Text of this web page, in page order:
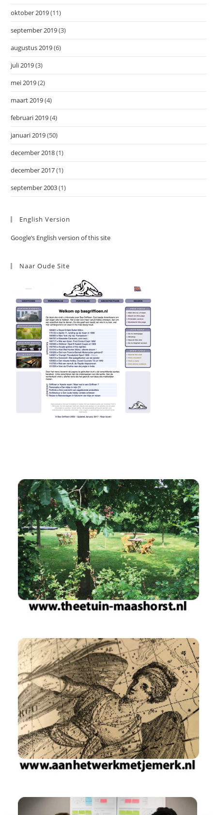
oktober 2019(11)
september 2019(3)
augustus 2019(6)
juli 2019(3)
mei 2019(2)
maart 2019(4)
februari 2019(4)
januari 2019(50)
december 2018(1)
december 2017(1)
september 2003(1)
English Version
Google’s English version of this site
Naar Oude Site